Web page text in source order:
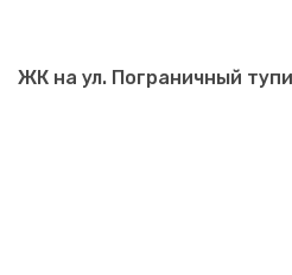
ЖК на ул. Пограничный